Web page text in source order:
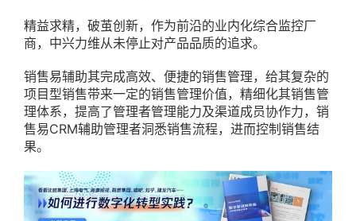
精益求精，破茧创新，作为前沿的业内化综合监控厂
商，中兴力维从未停止对产品品质的追求。
销售易辅助其完成高效、便捷的销售管理，给其复杂的
项目型销售带来一定的销售管理价值，精细化其销售管
理体系，提高了管理者管理能力及渠道成员协作力，销
售易CRM辅助管理者洞悉销售流程，进而控制销售结
果。